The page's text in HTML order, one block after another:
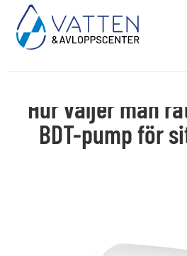
Hur väljer man
BDT-pump för